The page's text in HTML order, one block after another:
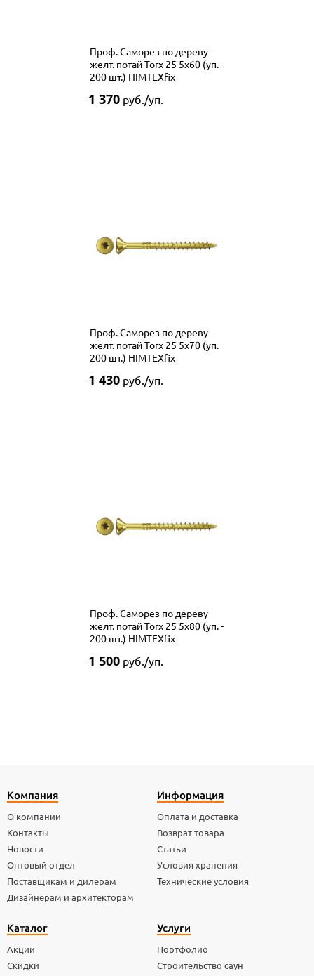
Проф. Саморез по дереву
желт. потай Torx 25 5x60 (уп. -
200 шт.) HIMTEXfix
1 370 руб./уп.
Проф. Саморез по дереву
желт. потай Torx 25 5x70 (уп.
200 шт.) HIMTEXfix
1 430 руб./уп.
Проф. Саморез по дереву
желт. потай Torx 25 5x80 (уп. -
200 шт.) HIMTEXfix
1 500 руб./уп.
Компания
О компании
Контакты
Новости
Оптовый отдел
Поставщикам и дилерам
Дизайнерам и архитекторам
Информация
Оплата и доставка
Возврат товара
Статьи
Условия хранения
Технические условия
Каталог
Акции
Скидки
Услуги
Портфолио
Строительство саун